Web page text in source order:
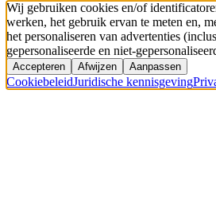
Wij gebruiken cookies en/of
werken, het gebruik ervan te meten en,
het personaliseren van advertenties
gepersonaliseerde en niet-
Accepteren Afwijzen Aanpassen
CookiebeleidJuridische kennisgeving